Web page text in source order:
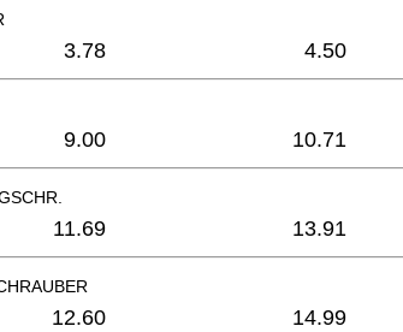
3.78 4.50
9.00 10.71
11.69 13.91
12.60 14.99